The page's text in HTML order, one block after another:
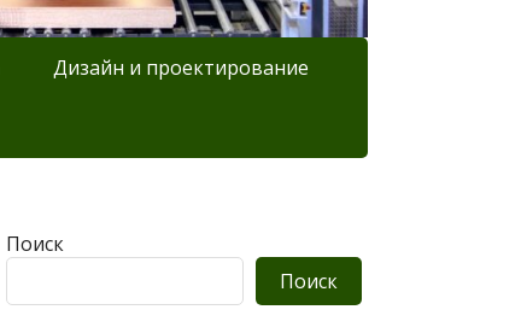
Дизайн и проектирование
Поиск
Поиск